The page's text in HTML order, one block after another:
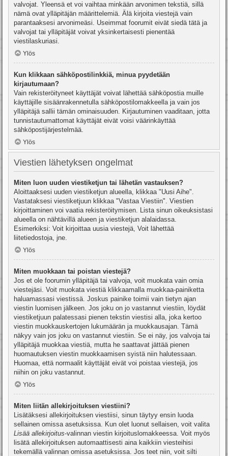
valvojat. Yleensä et voi vaihtaa minkään arvonimen tekstiä, sillä
nämä ovat ylläpitäjän määrittelemiä. Älä kirjoita viestejä vain
parantaaksesi arvonimeäsi. Useimmat foorumit eivät siedä tätä ja
valvojat tai ylläpitäjät voivat yksinkertaisesti pienentää
viestilaskuriasi.
Ylös
Kun klikkaan sähköpostilinkkiä, minua pyydetään
kirjautumaan?
Vain rekisteröityneet käyttäjät voivat lähettää sähköpostia muille
käyttäjille sisäänrakennetulla sähköpostilomakkeella ja vain jos
ylläpitäjä sallii tämän ominaisuuden. Kirjautuminen vaaditaan, jotta
tunnistautumattomat käyttäjät eivät voisi väärinkäyttää
sähköpostijärjestelmää.
Ylös
Viestien lähetyksen ongelmat
Miten luon uuden viestiketjun tai lähetän vastauksen?
Aloittaaksesi uuden viestiketjun alueella, klikkaa "Uusi Aihe".
Vastataksesi viestiketjuun klikkaa "Vastaa Viestiin". Viestien
kirjoittaminen voi vaatia rekisteröitymisen. Lista sinun oikeuksistasi
alueella on nähtävillä alueen ja viestiketjun alalaidassa.
Esimerkiksi: Voit kirjoittaa uusia viestejä, Voit lähettää
liitetiedostoja, jne.
Ylös
Miten muokkaan tai poistan viestejä?
Jos et ole foorumin ylläpitäjä tai valvoja, voit muokata vain omia
viestejäsi. Voit muokata viestiä klikkaamalla muokkaa-painiketta
haluamassasi viestissä. Joskus painike toimii vain tietyn ajan
viestin luomisen jälkeen. Jos joku on jo vastannut viestiin, löydät
viestiketjuun palatessasi pienen tekstin viestisi alla, joka kertoo
viestin muokkauskertojen lukumäärän ja muokkausajan. Tämä
näkyy vain jos joku on vastannut viestiin. Se ei näy, jos valvoja tai
ylläpitäjä muokkaa viestiä, mutta he saattavat jättää pienen
huomautuksen viestin muokkaamisen syistä niin halutessaan.
Huomaa, että normaalit käyttäjät eivät voi poistaa viestejä, jos
niihin on joku vastannut.
Ylös
Miten liitän allekirjoituksen viestiini?
Lisätäksesi allekirjoituksen viestiisi, sinun täytyy ensin luoda
sellainen omissa asetuksissa. Kun olet luonut sellaisen, voit valita
Lisää allekirjoitus-valinnan viestin kirjoituslomakkeessa. Voit myös
lisätä allekirjoituksen automaattisesti aina kaikkiin viesteihisi
tekemällä valinnan omissa asetuksissa. Jos teet niin, voit silti